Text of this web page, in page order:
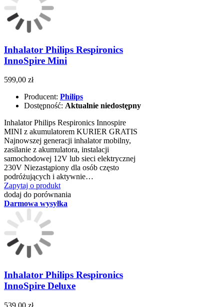
Inhalator Philips Respironics
InnoSpire Mini
599,00 zł
Producent: Philips
Dostępność: Aktualnie niedostępny
Inhalator Philips Respironics Innospire
MINI z akumulatorem KURIER GRATIS
Najnowszej generacji inhalator mobilny,
zasilanie z akumulatora, instalacji
samochodowej 12V lub sieci elektrycznej
230V Niezastąpiony dla osób często
podróżujących i aktywnie…
Zapytaj o produkt
dodaj do porównania
Darmowa wysyłka
Inhalator Philips Respironics
InnoSpire Deluxe
539,00 zł